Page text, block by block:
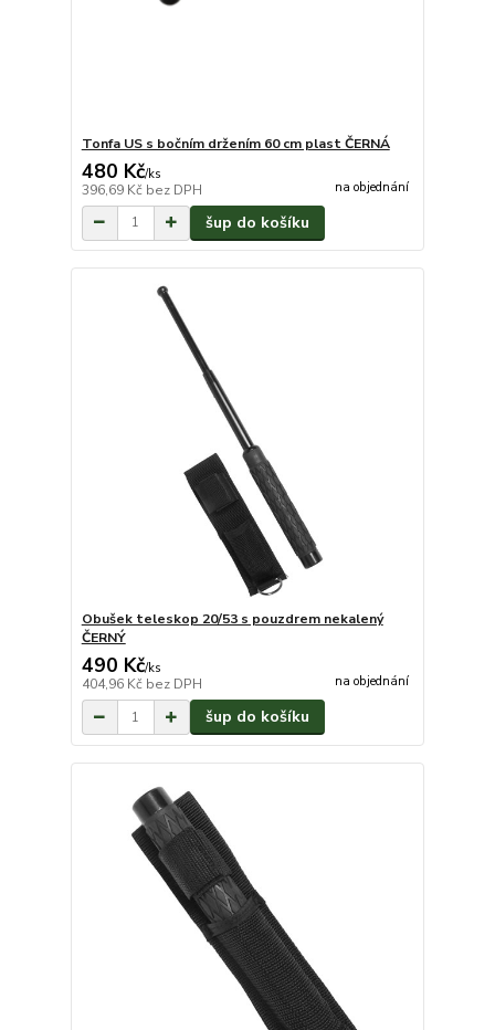
Tonfa US s bočním držením 60 cm plast ČERNÁ
480 Kč/ks
396,69 Kč bez DPH na objednání
šup do košíku
Obušek teleskop 20/53 s pouzdrem nekalený
ČERNÝ
490 Kč/ks
404,96 Kč bez DPH na objednání
šup do košíku